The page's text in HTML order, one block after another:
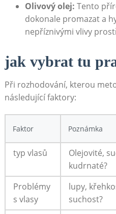
Olivový olej: Tento
dokonale promazat ⁢a
nepříznivými vlivy
jak vybrat tu
Při rozhodování, ‍kterou⁣
následující faktory:
Faktor Poznámka
typ vlasů
Olejovité,
kudrnaté?
Problémy
⁤s ⁤vlasy
lupy,
suchost?